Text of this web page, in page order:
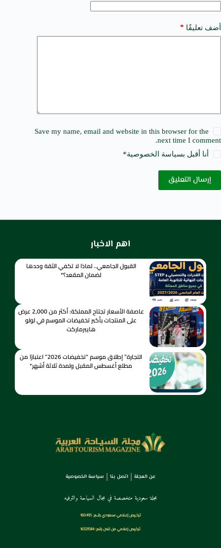
أضف تعليقًا *
Save my name, email and website in this browser for the
next time I comment.
أنا أقبل بسياسة الخصوصية*
إرسال التعليق
اهم الاخبار
القبول الجامعي.. لماذا لا تكفي الثقة وحدها
لضمان المقعد؟*
عاصفة الأسعار تجتاح المملكة: أكثر من 2,000 عرض
على المنتجات بأكبر تخفيضات الموسم في لولو
هايبرماركت
التجارة” إطلاق موسم “تخفيضات 2026” اعتبارًا من
مطلع أغسطس المقبل ولمدة ثلاثة أشهر*
عن المجلة اتصل بنا سياسة الخصوصية
مجلة سعودية متخصصة في مجال السياحة والترفيه
ترخـيص إعـلامي سـعودي رقــم: 160495
ترخيص إعلامي من لندن رقم: 16321584